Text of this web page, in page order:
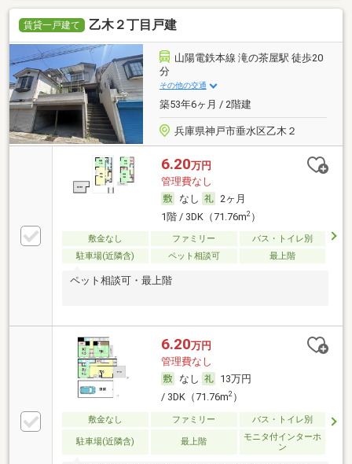
賃貸一戸建て 乙木２丁目戸建
山陽電鉄本線 滝の茶屋駅 徒歩20
分
その他の交通
築53年6ヶ月 / 2階建
兵庫県神戸市垂水区乙木２
6.20万円
管理費なし
なし
2ヶ月
1階 / 3DK（71.76m2）
敷金なし ファミリー
バス・トイレ別
駐車場(近隣含)
ペット相談可 最上階
ペット相談可・最上階
6.20万円
管理費なし
なし
13万円
/ 3DK（71.76m2）
敷金なし ファミリー バス・トイレ別
駐車場(近隣含) 最上階
モニタ付インターホ
ン